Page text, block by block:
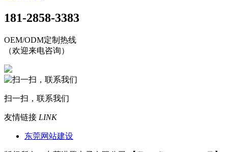
181-2858-3383
OEM/ODM定制热线
（欢迎来电咨询）
扫一扫，联系我们
友情链接 LINK
东莞网站建设